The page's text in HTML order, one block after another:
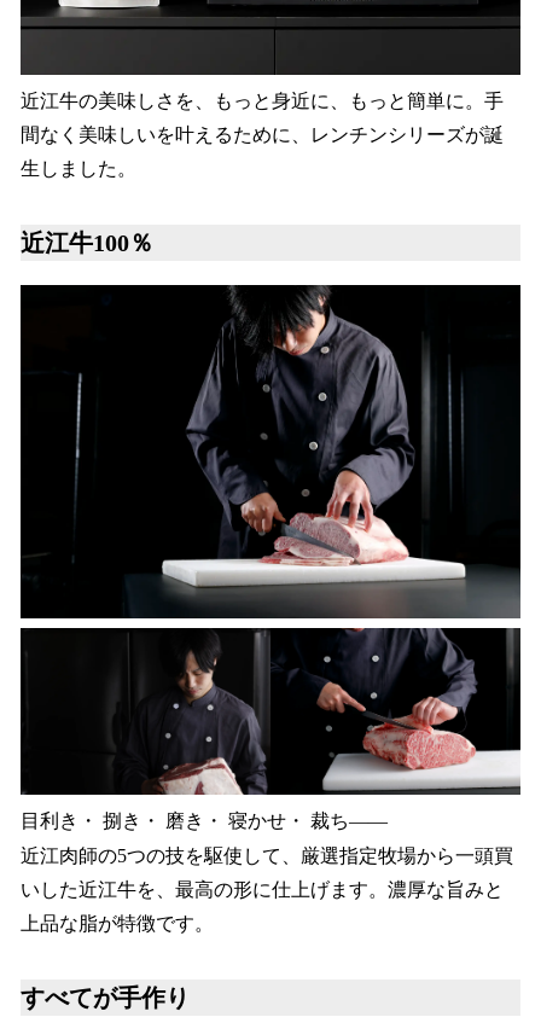
近江牛の美味しさを、もっと身近に、もっと簡単に。手
間なく美味しいを叶えるために、レンチンシリーズが誕
生しました。
近江牛100％
目利き・ 捌き・ 磨き・ 寝かせ・ 裁ち――
近江肉師の5つの技を駆使して、厳選指定牧場から一頭買
いした近江牛を、最高の形に仕上げます。濃厚な旨みと
上品な脂が特徴です。
すべてが手作り